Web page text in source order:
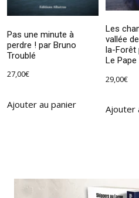
Pas une minute à
perdre ! par Bruno
Troublé
27,00€
Ajouter au panier
Les
vallée
la-Forêt
Le Pape
29,00€
Ajouter